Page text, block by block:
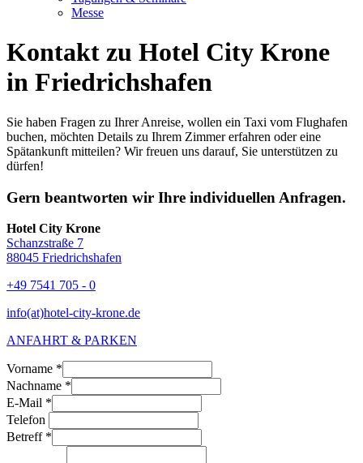
Messe
Kontakt zu Hotel City Krone
in Friedrichshafen
Sie haben Fragen zu Ihrer Anreise, wollen ein Taxi vom Flughafen
buchen, möchten Details zu Ihrem Zimmer erfahren oder eine
Spätankunft mitteilen? Wir freuen uns darauf, Sie unterstützen zu
dürfen!
Gern beantworten wir Ihre individuellen Anfragen.
Hotel City Krone
Schanzstraße 7
88045 Friedrichshafen
+49 7541 705 - 0
info(at)hotel-city-krone.de
ANFAHRT & PARKEN
Vorname *
Nachname *
E-Mail *
Telefon
Betreff *